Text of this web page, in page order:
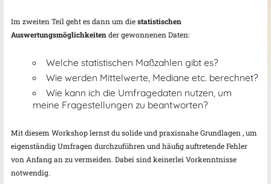
Im zweiten Teil geht es dann um diestatistischen
Auswertungsmöglichkeiten der gewonnenen Daten:
Welche statistischen Maßzahlen gibt es?
Wie werden Mittelwerte, Mediane etc. berechnet?
Wie kann ich die Umfragedaten nutzen, um
meine Fragestellungen zu beantworten?
Mit diesem Workshop lernst du solide und praxisnahe Grundlagen , um
eigenständig Umfragen durchzuführen und häufig auftretende Fehler
von Anfang an zu vermeiden. Dabei sind keinerlei Vorkenntnisse
notwendig.